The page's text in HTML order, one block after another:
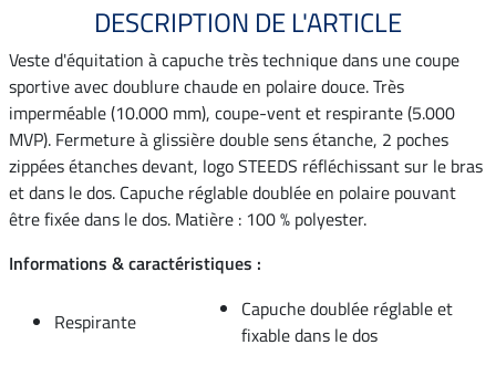
DESCRIPTION DE L'ARTICLE
Veste d'équitation à capuche très technique dans une coupe
sportive avec doublure chaude en polaire douce. Très
imperméable (10.000 mm), coupe-vent et respirante (5.000
MVP). Fermeture à glissière double sens étanche, 2 poches
zippées étanches devant, logo STEEDS réfléchissant sur le bras
et dans le dos. Capuche réglable doublée en polaire pouvant
être fixée dans le dos. Matière : 100 % polyester.
Informations & caractéristiques :
Respirante
Capuche doublée réglable et
fixable dans le dos